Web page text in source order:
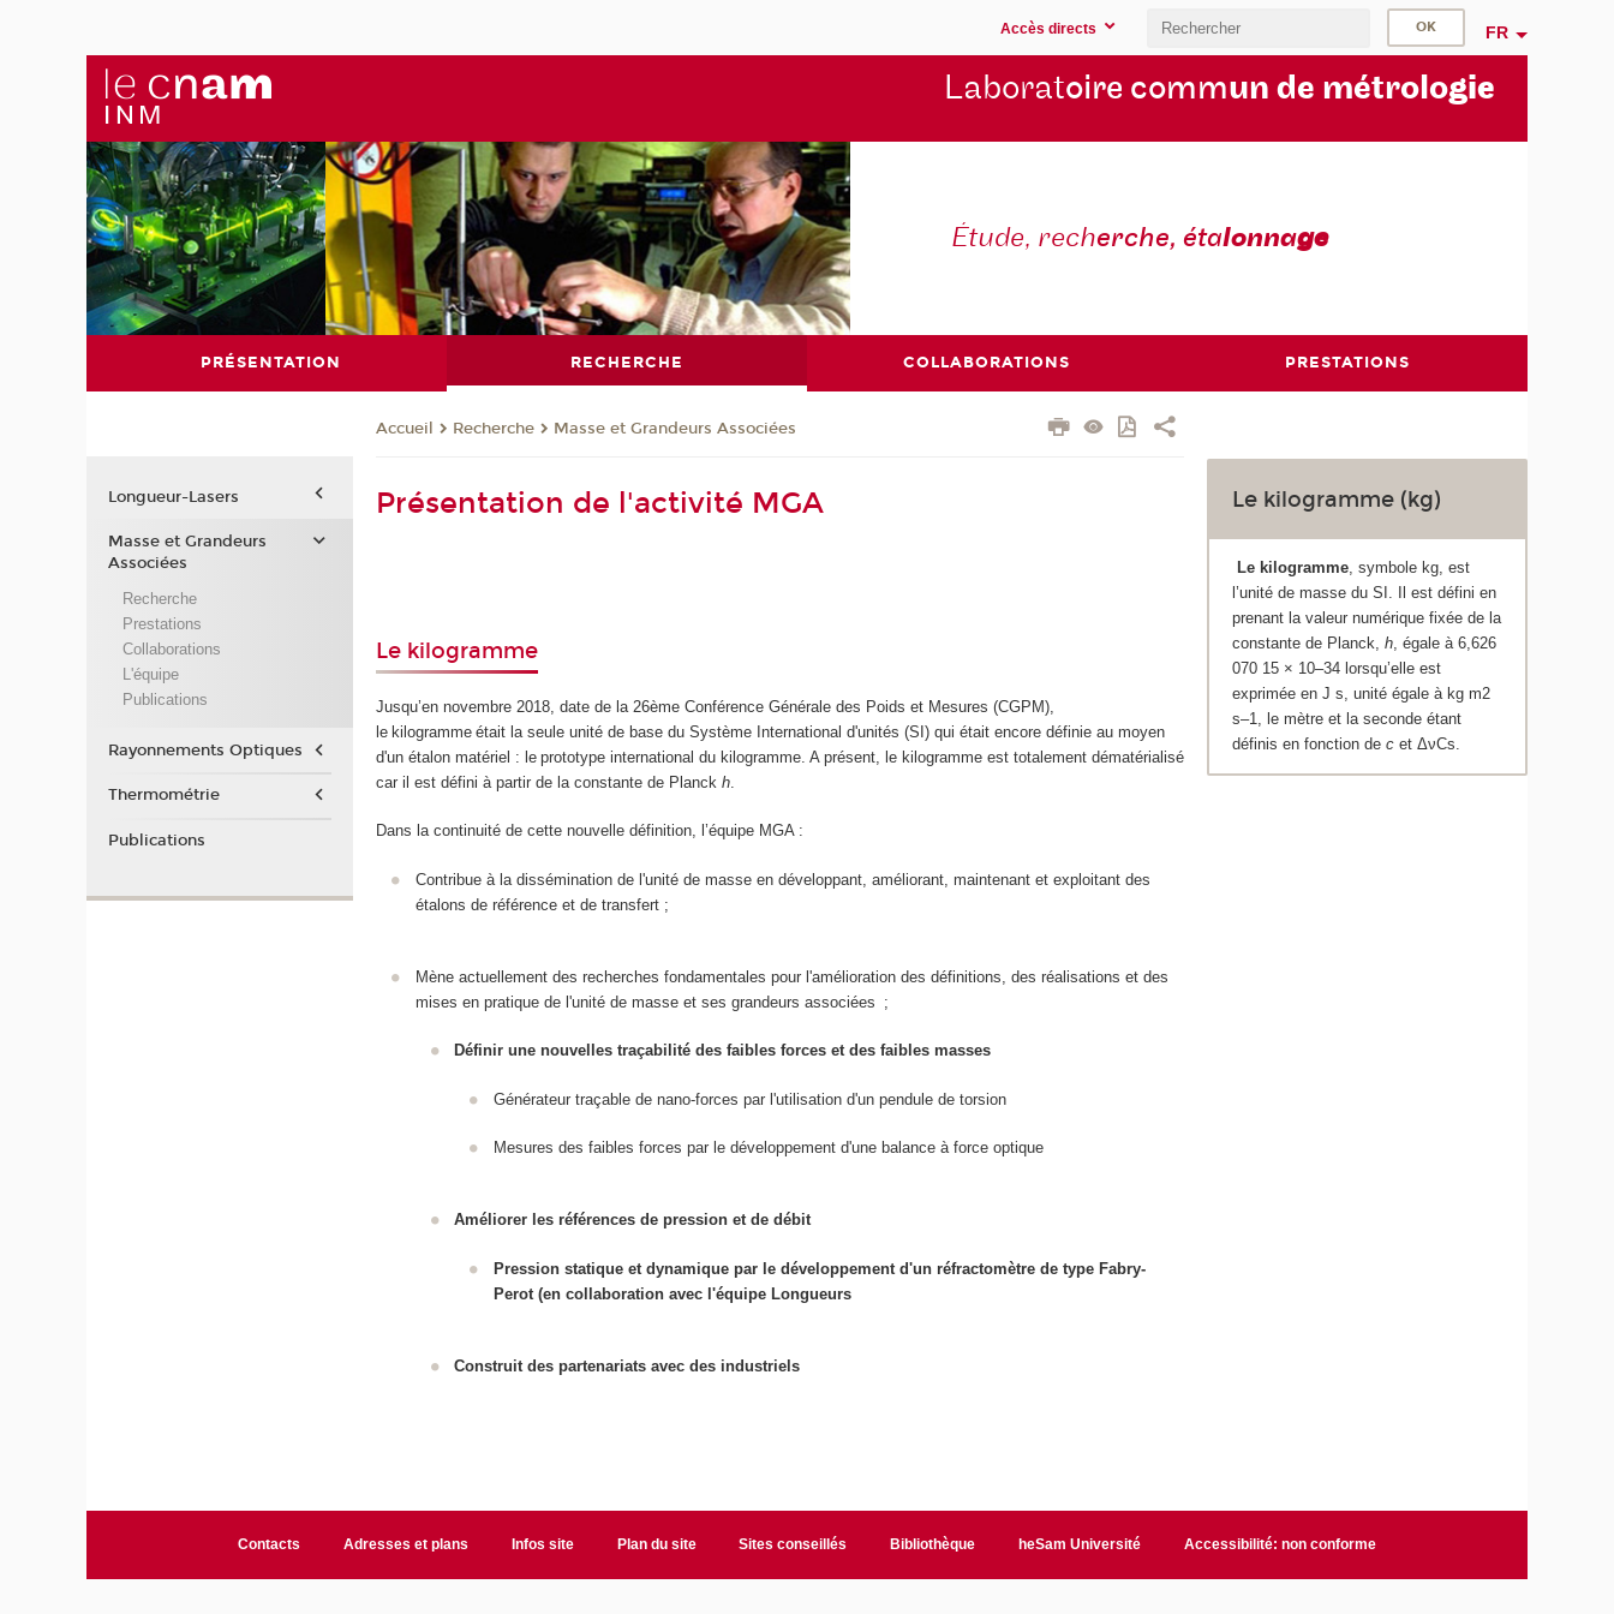
Accès directs FR
Laboratoire commun de métrologie
Étude, recherche, étalonnage
PRÉSENTATION RECHERCHE COLLABORATIONS PRESTATIONS
Accueil Recherche Masse et Grandeurs Associées
Présentation de l'activité MGA
Le kilogramme
Jusqu’en novembre 2018, date de la 26ème Conférence Générale des Poids et Mesures (CGPM),
le kilogramme était la seule unité de base du Système International d'unités (SI) qui était encore définie au moyen
d'un étalon matériel : le prototype international du kilogramme. A présent, le kilogramme est totalement dématérialisé
car il est défini à partir de la constante de Planckh
Dans la continuité de cette nouvelle définition, l’équipe MGA :
Contribue à la dissémination de l'unité de masse en développant, améliorant, maintenant et exploitant des
étalons de référence et de transfert ;
Mène actuellement des recherches fondamentales pour l'amélioration des définitions, des réalisations et des
mises en pratique de l'unité de masse et ses grandeurs associées ;
Définir une nouvelles traçabilité des faibles forces et des faibles masses
Générateur traçable de nano-forces par l'utilisation d'un pendule de torsion
Mesures des faibles forces par le développement d'une balance à force optique
Améliorer les références de pression et de débit
Pression statique et dynamique par le développement d'un réfractomètre de type Fabry-
Perot (en collaboration avec l'équipe Longueurs
Construit des partenariats avec des industriels
Le kilogramme (kg)
Le kilogramme, symbole kg, est
l’unité de masse du SI. Il est défini en
prenant la valeur numérique fixée de la
constante de Planck,h, égale à 6,626
070 15 × 10–34 lorsqu’elle est
exprimée en J s, unité égale à kg m2
s–1, le mètre et la seconde étant
définis en fonction dec et ΔνCs.
Longueur-Lasers
Masse et Grandeurs
Associées
Recherche
Prestations
Collaborations
L'équipe
Publications
Rayonnements Optiques
Thermométrie
Publications
Contacts Adresses et plans Infos site Plan du site Sites conseillés Bibliothèque heSam Université Accessibilité: non conforme